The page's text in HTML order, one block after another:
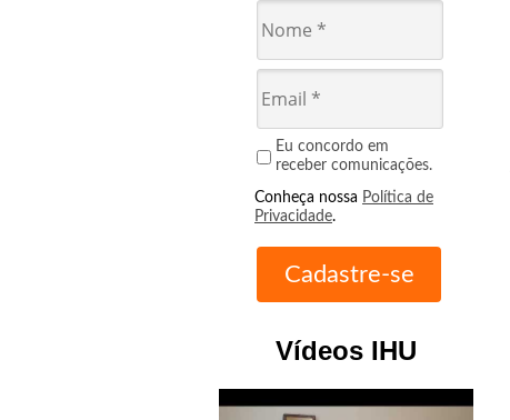
Eu concordo em
receber comunicações.
Conheça nossa Política de
Privacidade.
Vídeos IHU